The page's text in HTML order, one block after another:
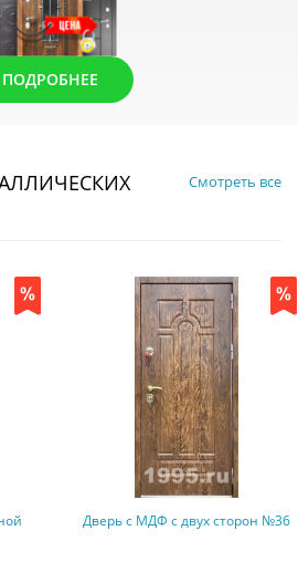
ПОДРОБНЕЕ
Смотреть все
№36
Трехконтурная дверь с